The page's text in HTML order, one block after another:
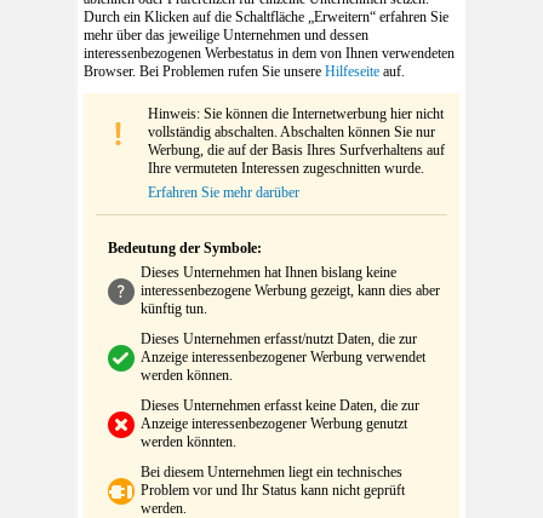
Durch ein Klicken auf die Schaltfläche „Erweitern“ erfahren Sie
mehr über das jeweilige Unternehmen und dessen
interessenbezogenen Werbestatus in dem von Ihnen verwendeten
Browser. Bei Problemen rufen Sie unsere Hilfeseite auf.
Hinweis: Sie können die Internetwerbung hier nicht
vollständig abschalten. Abschalten können Sie nur
Werbung, die auf der Basis Ihres Surfverhaltens auf
Ihre vermuteten Interessen zugeschnitten wurde.
Erfahren Sie mehr darüber
Bedeutung der Symbole:
Dieses Unternehmen hat Ihnen bislang keine
interessenbezogene Werbung gezeigt, kann dies aber
künftig tun.
Dieses Unternehmen erfasst/nutzt Daten, die zur
Anzeige interessenbezogener Werbung verwendet
werden können.
Dieses Unternehmen erfasst keine Daten, die zur
Anzeige interessenbezogener Werbung genutzt
werden könnten.
Bei diesem Unternehmen liegt ein technisches
Problem vor und Ihr Status kann nicht geprüft
werden.